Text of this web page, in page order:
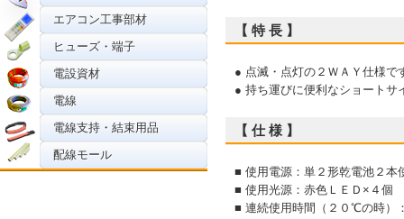
エアコン工事部材
ヒューズ・端子
電設資材
電線
電線支持・結束用品
配線モール
【 特 長 】
● 点滅・点灯の２ＷＡＹ仕様で
● 持ち運びに便利なショートサ
【 仕 様 】
■ 使用電源：単２形乾電池２本
■ 使用光源：赤色ＬＥＤ×４個
■ 連続使用時間（２０℃の時）